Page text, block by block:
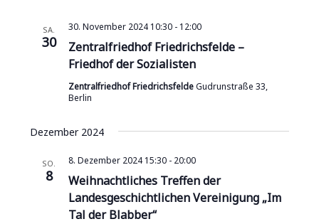
SA.
30
Zentralfriedhof Friedrichsfelde –
Friedhof der Sozialisten
30. November 2024 10:30- 12:00
Zentralfriedhof FriedrichsfeldeGudrunstraße 33,
Berlin
Dezember 2024
SO.
8
Weihnachtliches Treffen der
Landesgeschichtlichen Vereinigung „Im
Tal der Blabber“
8. Dezember 2024 15:30- 20:00